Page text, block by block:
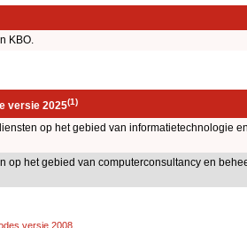
KBO.
versie 2025(1)
op het gebied van informatietechnologie
op het gebied van computerconsultancy en
versie 2008